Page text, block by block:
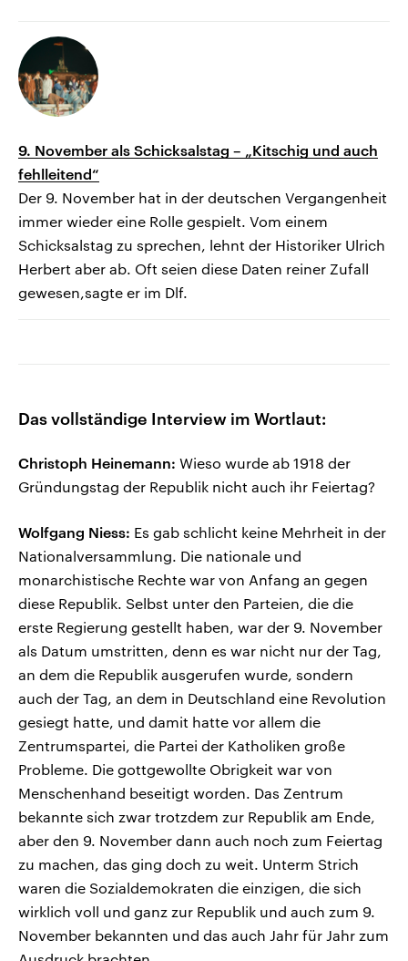
9. November als Schicksalstag – „Kitschig und auch
fehlleitend“
Der 9. November hat in der deutschen Vergangenheit
immer wieder eine Rolle gespielt. Vom einem
Schicksalstag zu sprechen, lehnt der Historiker Ulrich
Herbert aber ab. Oft seien diese Daten reiner Zufall
gewesen,sagte er im Dlf.
Das vollständige Interview im Wortlaut:
Christoph Heinemann: Wieso wurde ab 1918 der
Gründungstag der Republik nicht auch ihr Feiertag?
Wolfgang Niess: Es gab schlicht keine Mehrheit in der
Nationalversammlung. Die nationale und
monarchistische Rechte war von Anfang an gegen
diese Republik. Selbst unter den Parteien, die die
erste Regierung gestellt haben, war der 9. November
als Datum umstritten, denn es war nicht nur der Tag,
an dem die Republik ausgerufen wurde, sondern
auch der Tag, an dem in Deutschland eine Revolution
gesiegt hatte, und damit hatte vor allem die
Zentrumspartei, die Partei der Katholiken große
Probleme. Die gottgewollte Obrigkeit war von
Menschenhand beseitigt worden. Das Zentrum
bekannte sich zwar trotzdem zur Republik am Ende,
aber den 9. November dann auch noch zum Feiertag
zu machen, das ging doch zu weit. Unterm Strich
waren die Sozialdemokraten die einzigen, die sich
wirklich voll und ganz zur Republik und auch zum 9.
November bekannten und das auch Jahr für Jahr zum